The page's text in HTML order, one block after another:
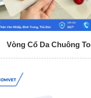
Vòng Cổ Da Chuông To